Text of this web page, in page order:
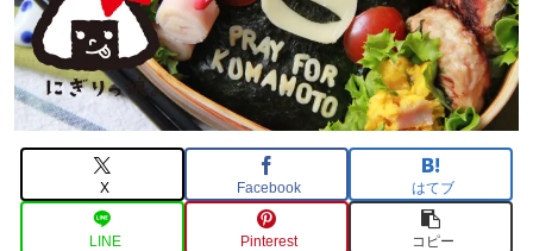
X Facebook はてブ
LINE Pinterest コピー